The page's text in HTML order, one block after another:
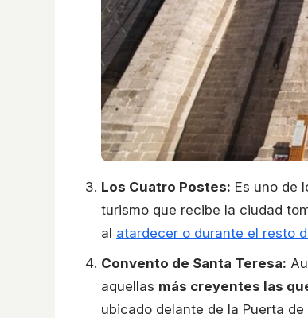
Los Cuatro Postes: Es uno de
turismo que recibe la ciudad
al atardecer o durante el resto
Convento de Santa Teresa:
aquellas más creyentes las
ubicado delante de la Puerta